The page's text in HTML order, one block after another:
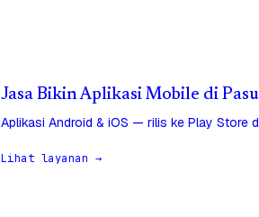
Jasa Bikin Aplikasi Mobile di
Aplikasi Android & iOS — rilis ke Play Store
Lihat layanan →